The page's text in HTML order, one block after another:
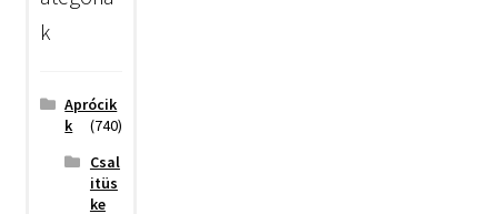
k
Aprócik
k
(740)
Csal
itüs
ke